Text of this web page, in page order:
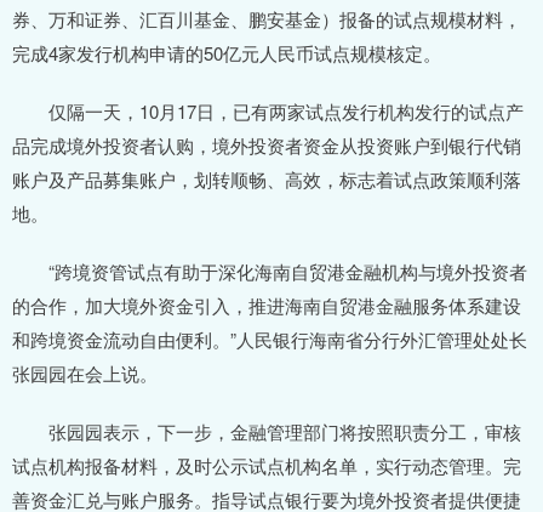
券、万和证券、汇百川基金、鹏安基金）报备的试点规模材料，
完成4家发行机构申请的50亿元人民币试点规模核定。
仅隔一天，10月17日，已有两家试点发行机构发行的试点产
品完成境外投资者认购，境外投资者资金从投资账户到银行代销
账户及产品募集账户，划转顺畅、高效，标志着试点政策顺利落
地。
“跨境资管试点有助于深化海南自贸港金融机构与境外投资者
的合作，加大境外资金引入，推进海南自贸港金融服务体系建设
和跨境资金流动自由便利。”人民银行海南省分行外汇管理处处长
张园园在会上说。
张园园表示，下一步，金融管理部门将按照职责分工，审核
试点机构报备材料，及时公示试点机构名单，实行动态管理。完
善资金汇兑与账户服务。指导试点银行要为境外投资者提供便捷